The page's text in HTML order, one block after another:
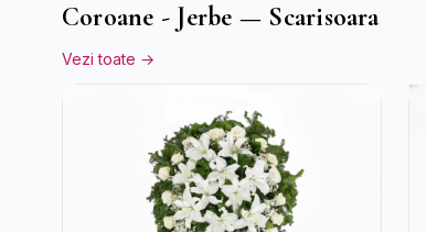
Coroane - Jerbe — Scarisoara
Vezi toate →